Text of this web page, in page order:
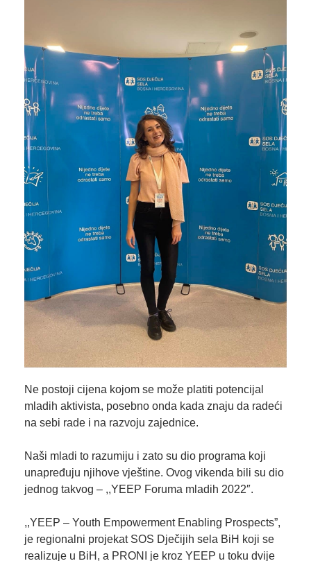
Ne postoji cijena kojom se može platiti potencijal
mladih aktivista, posebno onda kada znaju da radeći
na sebi rade i na razvoju zajednice.
Naši mladi to razumiju i zato su dio programa koji
unapređuju njihove vještine. Ovog vikenda bili su dio
jednog takvog – ,,YEEP Foruma mladih 2022″.
,,YEEP – Youth Empowerment Enabling Prospects”,
je regionalni projekat SOS Dječijih sela BiH koji se
realizuje u BiH, a PRONI je kroz YEEP u toku dvije